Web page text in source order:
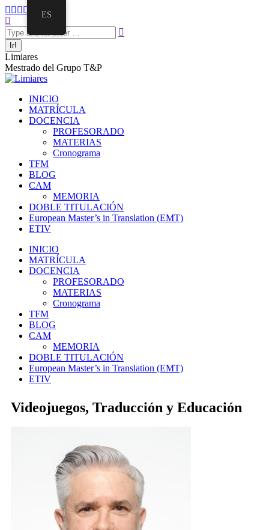
Limiares
Mestrado del Grupo T&P
INICIO
MATRÍCULA
DOCENCIA
PROFESORADO
MATERIAS
Cronograma
TFM
BLOG
CAM
MEMORIA
DOBLE TITULACIÓN
European Master’s in Translation (EMT)
ETIV
INICIO
MATRÍCULA
DOCENCIA
PROFESORADO
MATERIAS
Cronograma
TFM
BLOG
CAM
MEMORIA
DOBLE TITULACIÓN
European Master’s in Translation (EMT)
ETIV
Videojuegos, Traducción y Educación
ES